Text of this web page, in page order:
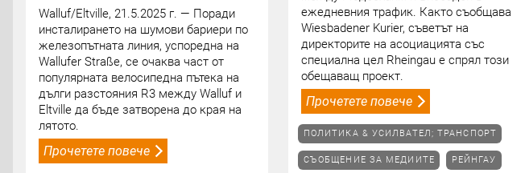
Walluf/Eltville, 21.5.2025 г. — Поради
инсталирането на шумови бариери по
железопътната линия, успоредна на
Wallufer Straße, се очаква част от
популярната велосипедна пътека на
дълги разстояния R3 между Walluf и
Eltville да бъде затворена до края на
лятото.
Прочетете повече
ежедневния трафик. Както съобщава
Wiesbadener Kurier, съветът на
директорите на асоциацията със
специална цел Rheingau е спрял този
обещаващ проект.
Прочетете повече
ПОЛИТИКА & УСИЛВАТЕЛ; ТРАНСПОРТ
СЪОБЩЕНИЕ ЗА МЕДИИТЕ РЕЙНГАУ